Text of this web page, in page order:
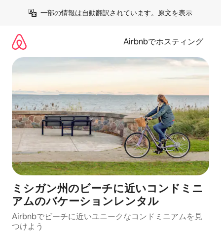
一部の情報は自動翻訳されています。 原文を表示
Airbnbでホスティング
ミシガン州のビーチに近いコンドミニ
アムのバケーションレンタル
Airbnbでビーチに近いユニークなコンドミニアムを見
つけよう